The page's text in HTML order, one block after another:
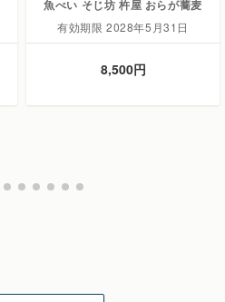
魚べい そじ坊 杵屋 おらが蕎麦
有効期限 2028年5月31日
8,500円